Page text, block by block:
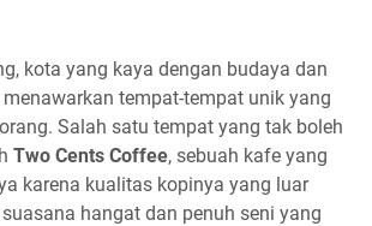
kota yang kaya dengan budaya dan
tempat-tempat unik yang
Salah satu tempat yang tak boleh
Two Cents Coffee, sebuah kafe yang
karena kualitas kopinya yang luar
hangat dan penuh seni yang